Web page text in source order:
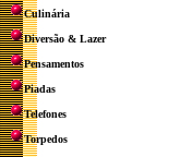
Culinária
Diversão & Lazer
Pensamentos
Piadas
Telefones
Torpedos